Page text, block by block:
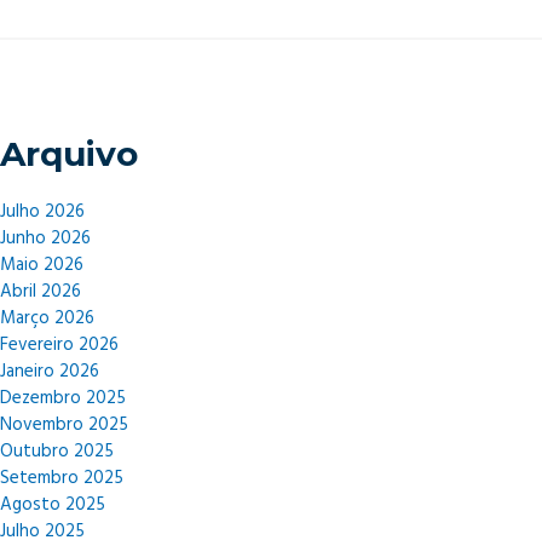
Arquivo
Julho 2026
Junho 2026
Maio 2026
Abril 2026
Março 2026
Fevereiro 2026
Janeiro 2026
Dezembro 2025
Novembro 2025
Outubro 2025
Setembro 2025
Agosto 2025
Julho 2025